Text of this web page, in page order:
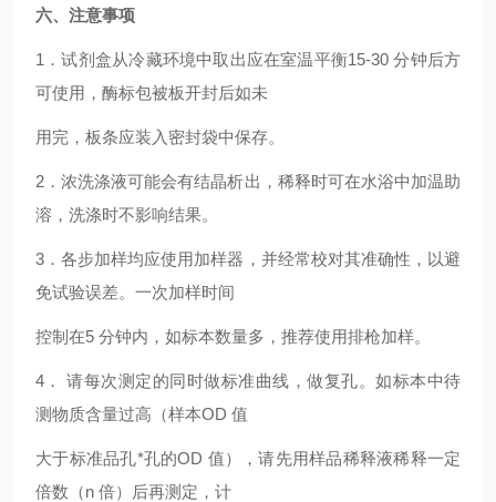
六、注意事项
1 ．试剂盒从冷藏环境中取出应在室温平衡15-30 分钟后方
可使用，酶标包被板开封后如未
用完，板条应装入密封袋中保存。
2 ．浓洗涤液可能会有结晶析出，稀释时可在水浴中加温助
溶，洗涤时不影响结果。
3 ．各步加样均应使用加样器，并经常校对其准确性，以避
免试验误差。一次加样时间
控制在5 分钟内，如标本数量多，推荐使用排枪加样。
4 ． 请每次测定的同时做标准曲线，做复孔。如标本中待
测物质含量过高（样本OD 值
大于标准品孔*孔的OD 值），请先用样品稀释液稀释一定
倍数（n 倍）后再测定，计